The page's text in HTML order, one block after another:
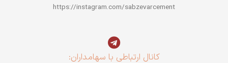
https://instagram.com/sabzevarcement
کانال ارتباطی با سهامداران: